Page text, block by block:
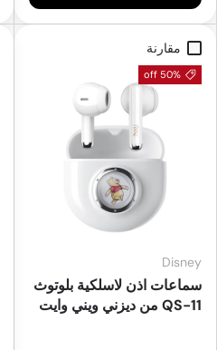
مقارنة
50% off
Disney
سماعات اذن لاسلكية بلوتوث
QS-11 من ديزني ويني وايت